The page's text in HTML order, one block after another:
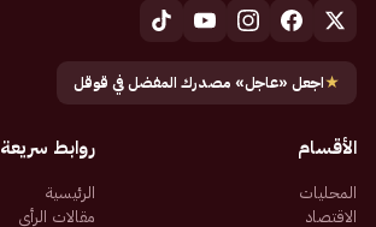
★اجعل «عاجل» مصدرك المفضل في قوقل
الأقسام
المحليات
الاقتصاد
روابط سريعة
الرئيسية
مقالات الرأي